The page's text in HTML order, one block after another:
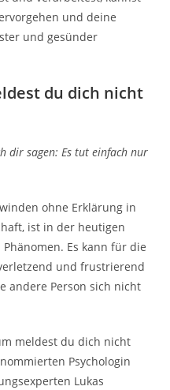
und deine
und gesünder
du dich nicht
dir sagen: Es tut einfach nur
ohne Erklärung in
ist in der heutigen
Es kann für die
und frustrierend
andere Person sich nicht
meldest du dich nicht
Psychologin
Lukas